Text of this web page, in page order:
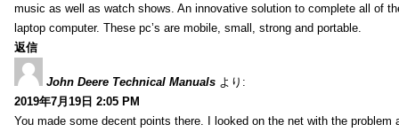
music as well as watch shows. An innovative solution to complete all of
laptop computer. These pc’s are mobile, small, strong and portable.
返信
John Deere Technical Manuals より:
2019年7月19日 2:05 PM
You made some decent points there. I looked on the net with the problem